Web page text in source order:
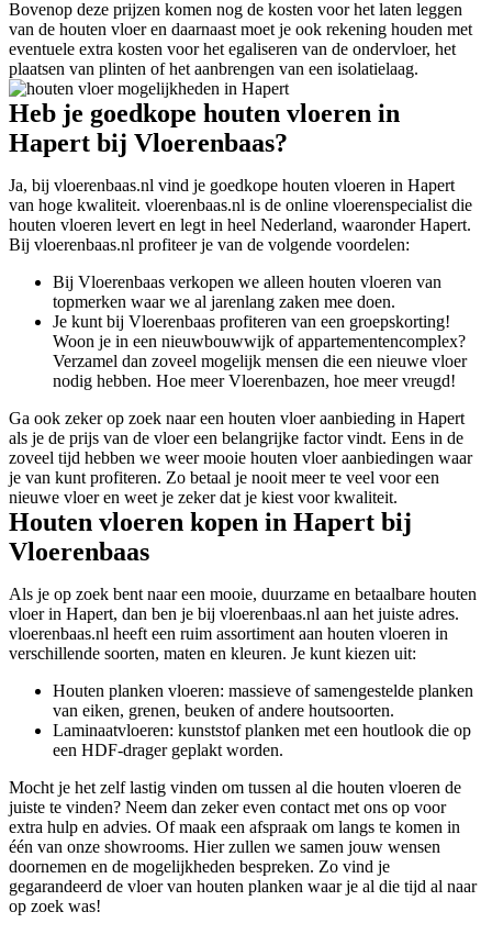
Bovenop deze prijzen komen nog de kosten voor het laten leggen
van de houten vloer en daarnaast moet je ook rekening houden met
eventuele extra kosten voor het egaliseren van de ondervloer, het
plaatsen van plinten of het aanbrengen van een isolatielaag.
Heb je goedkope houten vloeren in
Hapert bij Vloerenbaas?
Ja, bij vloerenbaas.nl vind je goedkope houten vloeren in Hapert
van hoge kwaliteit. vloerenbaas.nl is de online vloerenspecialist die
houten vloeren levert en legt in heel Nederland, waaronder Hapert.
Bij vloerenbaas.nl profiteer je van de volgende voordelen:
Bij Vloerenbaas verkopen we alleen houten vloeren van
topmerken waar we al jarenlang zaken mee doen.
Je kunt bij Vloerenbaas profiteren van een groepskorting!
Woon je in een nieuwbouwwijk of appartementencomplex?
Verzamel dan zoveel mogelijk mensen die een nieuwe vloer
nodig hebben. Hoe meer Vloerenbazen, hoe meer vreugd!
Ga ook zeker op zoek naar een houten vloer aanbieding in Hapert
als je de prijs van de vloer een belangrijke factor vindt. Eens in de
zoveel tijd hebben we weer mooie houten vloer aanbiedingen waar
je van kunt profiteren. Zo betaal je nooit meer te veel voor een
nieuwe vloer en weet je zeker dat je kiest voor kwaliteit.
Houten vloeren kopen in Hapert bij
Vloerenbaas
Als je op zoek bent naar een mooie, duurzame en betaalbare houten
vloer in Hapert, dan ben je bij vloerenbaas.nl aan het juiste adres.
vloerenbaas.nl heeft een ruim assortiment aan houten vloeren in
verschillende soorten, maten en kleuren. Je kunt kiezen uit:
Houten planken vloeren: massieve of samengestelde planken
van eiken, grenen, beuken of andere houtsoorten.
Laminaatvloeren: kunststof planken met een houtlook die op
een HDF-drager geplakt worden.
Mocht je het zelf lastig vinden om tussen al die houten vloeren de
juiste te vinden? Neem dan zeker even contact met ons op voor
extra hulp en advies. Of maak een afspraak om langs te komen in
één van onze showrooms. Hier zullen we samen jouw wensen
doornemen en de mogelijkheden bespreken. Zo vind je
gegarandeerd de vloer van houten planken waar je al die tijd al naar
op zoek was!